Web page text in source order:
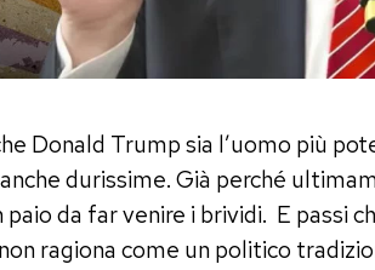
Donald Trump sia l’uomo più
durissime. Già perché
da far venire i brividi. E passi
ragiona come un politico